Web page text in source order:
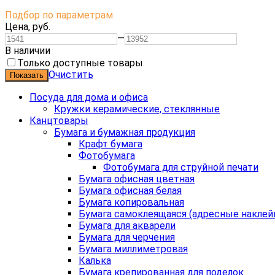
Подбор по параметрам
Цена, руб.
—
В наличии
Только доступные товары
Очистить
Посуда для дома и офиса
Кружки керамические, стеклянные
Канцтовары
Бумага и бумажная продукция
Крафт бумага
Фотобумага
Фотобумага для струйной печати
Бумага офисная цветная
Бумага офисная белая
Бумага копировальная
Бумага самоклеящаяся (адресные
Бумага для акварели
Бумага для черчения
Бумага миллиметровая
Калька
Бумага крепированная для поделок